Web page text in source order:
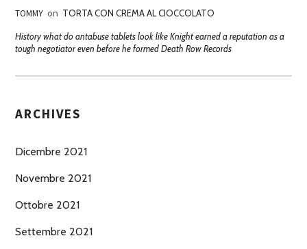
TOMMY on TORTA CON CREMA AL CIOCCOLATO
History what do antabuse tablets look like Knight earned a reputation as a
tough negotiator even before he formed Death Row Records
ARCHIVES
Dicembre 2021
Novembre 2021
Ottobre 2021
Settembre 2021